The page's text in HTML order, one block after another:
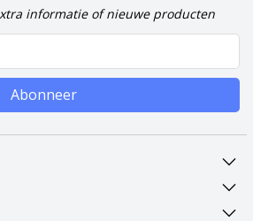
informatie of nieuwe producten
Abonneer